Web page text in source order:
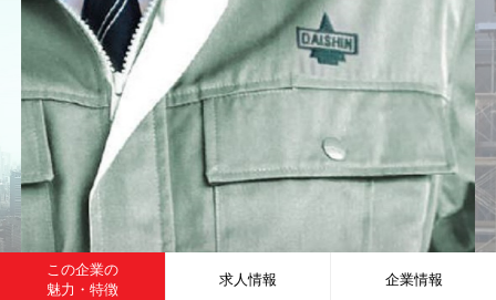
この企業の
魅力・特徴
求人情報 企業情報